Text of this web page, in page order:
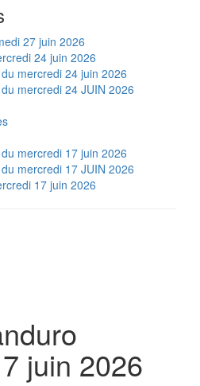
27 juin 2026
24 juin 2026
mercredi 24 juin 2026
mercredi 24 JUIN 2026
mercredi 17 juin 2026
mercredi 17 JUIN 2026
17 juin 2026
juin 2026